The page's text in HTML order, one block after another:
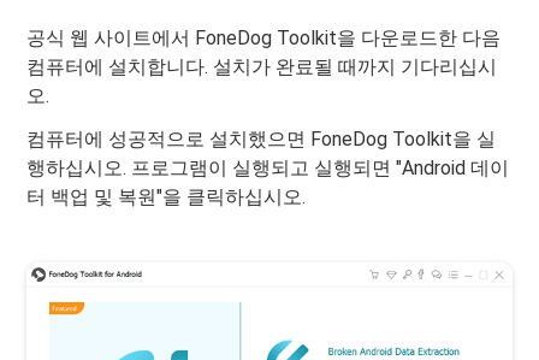
공식 웹 사이트에서 FoneDog Toolkit을 다운로드한 다음
컴퓨터에 설치합니다. 설치가 완료될 때까지 기다리십시
오.
컴퓨터에 성공적으로 설치했으면 FoneDog Toolkit을 실
행하십시오. 프로그램이 실행되고 실행되면 "Android 데이
터 백업 및 복원"을 클릭하십시오.